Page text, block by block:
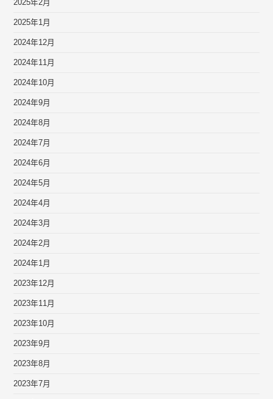
2025年2月
2025年1月
2024年12月
2024年11月
2024年10月
2024年9月
2024年8月
2024年7月
2024年6月
2024年5月
2024年4月
2024年3月
2024年2月
2024年1月
2023年12月
2023年11月
2023年10月
2023年9月
2023年8月
2023年7月